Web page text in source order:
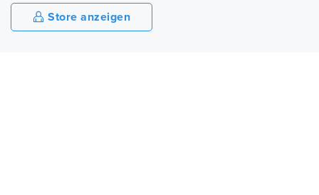
Store anzeigen